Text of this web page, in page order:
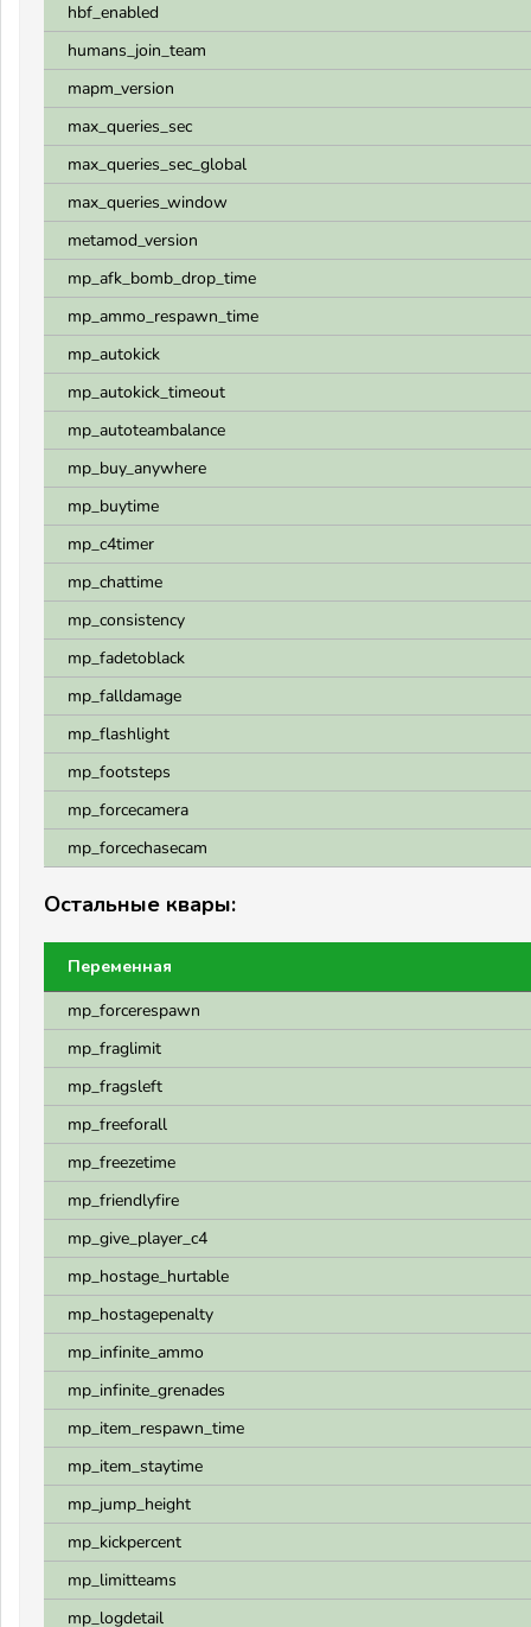
hbf_enabled
humans_join_team
mapm_version
max_queries_sec
max_queries_sec_global
max_queries_window
metamod_version
mp_afk_bomb_drop_time
mp_ammo_respawn_time
mp_autokick
mp_autokick_timeout
mp_autoteambalance
mp_buy_anywhere
mp_buytime
mp_c4timer
mp_chattime
mp_consistency
mp_fadetoblack
mp_falldamage
mp_flashlight
mp_footsteps
mp_forcecamera
mp_forcechasecam
Остальные квары:
Переменная
mp_forcerespawn
mp_fraglimit
mp_fragsleft
mp_freeforall
mp_freezetime
mp_friendlyfire
mp_give_player_c4
mp_hostage_hurtable
mp_hostagepenalty
mp_infinite_ammo
mp_infinite_grenades
mp_item_respawn_time
mp_item_staytime
mp_jump_height
mp_kickpercent
mp_limitteams
mp_logdetail